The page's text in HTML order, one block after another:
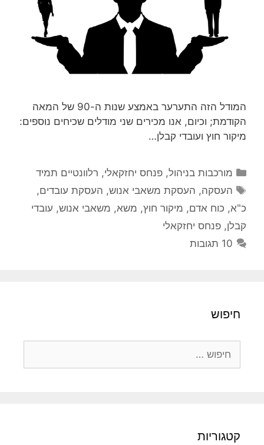
המודל הזה התערער באמצע שנות ה-90 של המאה
הקודמת; וכיום, אנו מכירים שני מודלים שכיחים נוספים:
מיקור חוץ ועובדי קבלן…
קטגוריות
מורכבות בניהול,פנחס יחזקאלי, רלוונטיים תמיד
תגיות
העסקה, העסקת משאבי אנוש, העסקת עובדים,
כ"א, כוח אדם, מיקור חוץ, משא, משאבי אנוש, עובדי
קבלן, פנחס יחזקאלי
10 תגובות
חיפוש
קטגוריות